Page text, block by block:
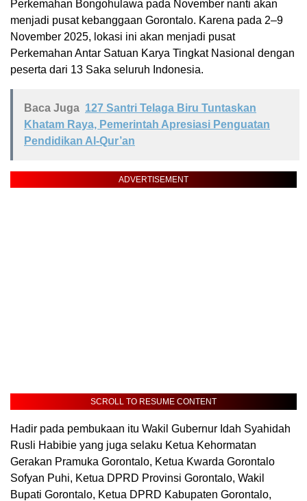
Perkemahan Bongohulawa pada November nanti akan
menjadi pusat kebanggaan Gorontalo. Karena pada 2–9
November 2025, lokasi ini akan menjadi pusat
Perkemahan Antar Satuan Karya Tingkat Nasional dengan
peserta dari 13 Saka seluruh Indonesia.
Baca Juga 127 Santri Telaga Biru Tuntaskan
Khatam Raya, Pemerintah Apresiasi Penguatan
Pendidikan Al-Qur’an
ADVERTISEMENT
SCROLL TO RESUME CONTENT
Hadir pada pembukaan itu Wakil Gubernur Idah Syahidah
Rusli Habibie yang juga selaku Ketua Kehormatan
Gerakan Pramuka Gorontalo, Ketua Kwarda Gorontalo
Sofyan Puhi, Ketua DPRD Provinsi Gorontalo, Wakil
Bupati Gorontalo, Ketua DPRD Kabupaten Gorontalo,